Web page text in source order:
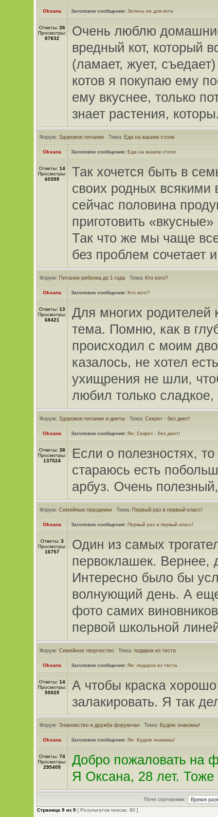
Oksana Заголовок сообщения: Зелень не для кота
Ответы: 26
Просмотры:
87832
Очень люблю
вредный кот, который
(ламает, жует,
котов я покупаю ему
ему вкуснее, только
знает растения,
Форум: Здоровое питаниеТема: Еда на вашем столе
Oksana Заголовок сообщения: Еда на вашем столе
Ответы: 14
Просмотры:
60399
Так хочется быть в
своих родных всякими
сейчас половина
приготовить
Так что же мы чаще
без проблем сочетает
Форум: Питание ребенка до 1 годаТема: Кто кого?
Oksana Заголовок сообщения: Кто кого?
Ответы: 13
Просмотры:
68421
Для многих родителей
тема. Помню, как в
происходил с моим
казалось, не хотел
ухищрения не шли,
любил только
Форум: Здоровое питание и диеты Тема: Секрет - без диет!
Oksana Заголовок сообщения: Re: Секрет - без диет!
Ответы: 38
Просмотры:
137524
Если о полезностях,
стараюсь есть
арбуз. Очень
Форум: Семейные праздникиТема: Первый раз в первый класс!
Oksana Заголовок сообщения: Первый раз в первый класс!
Ответы: 3
Просмотры:
16757
Один из самых
первоклашек. Вернее,
Интересно было бы
волнующий день. А
фото самих
первой школьной
Форум: Семейное творчествоТема: подарок из теста
Oksana Заголовок сообщения: Re: подарок из теста
Ответы: 14
Просмотры:
55029
А чтобы краска
залакировать. Я так
Форум: Знакомство и дружба форумчанТема: Будем знакомы!
Oksana Заголовок сообщения: Re: Будем знакомы!
Ответы: 74
Просмотры:
295409
Добро пожаловать на
Я Оксана, 28 лет.
Поле сортировки:
Страница 9из 9[ Результатов поиска: 90 ]